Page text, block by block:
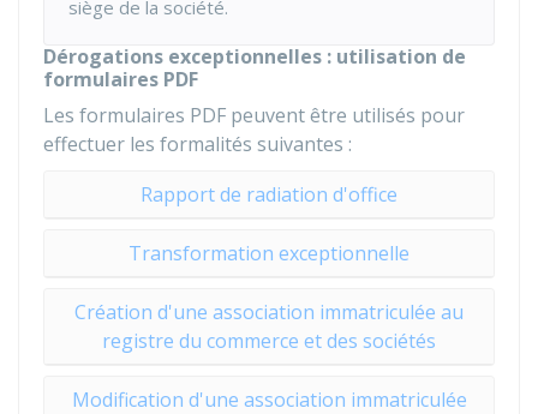
siège de la société.
Dérogations exceptionnelles : utilisation de
formulaires PDF
Les formulaires PDF peuvent être utilisés pour
effectuer les formalités suivantes :
Rapport de radiation d'office
Transformation exceptionnelle
Création d'une association immatriculée au
registre du commerce et des sociétés
Modification d'une association immatriculée